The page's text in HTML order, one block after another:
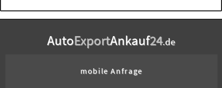
AutoExportAnkauf24.de
mobile Anfrage